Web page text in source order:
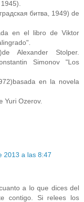
битва, 1949) de
en el libro de Viktor
Alexander Stolper.
Simonov "Los
en la novela
Yuri Ozerov.
2013 a las 8:47
a lo que dices del
contigo. Si relees los